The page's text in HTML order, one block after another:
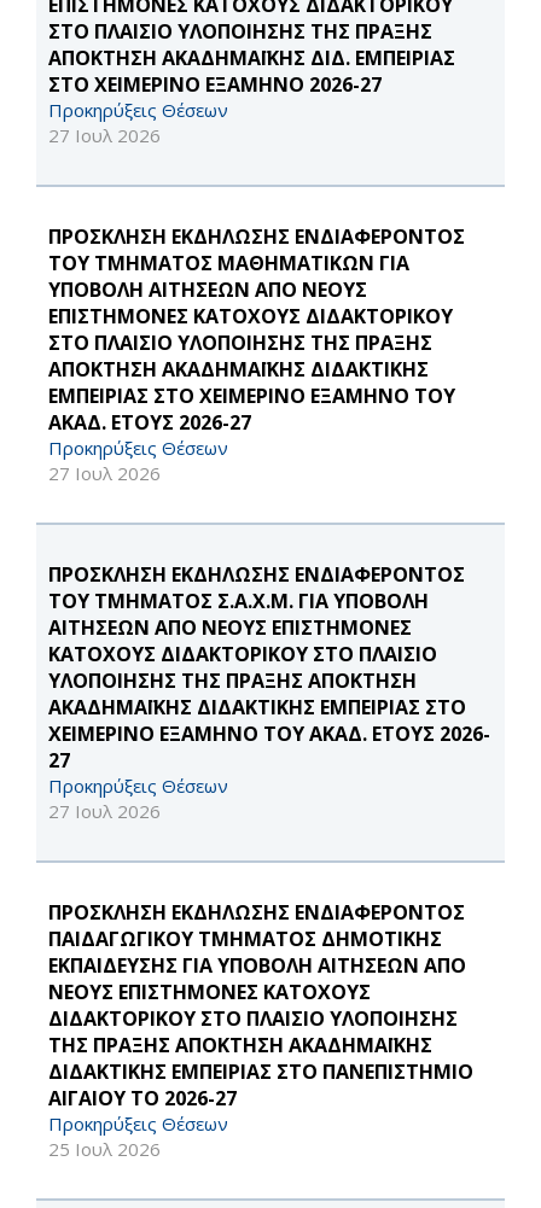
ΣΤΟ ΠΛΑΙΣΙΟ ΥΛΟΠΟΙΗΣΗΣ ΤΗΣ ΠΡΑΞΗΣ
ΑΠΟΚΤΗΣΗ ΑΚΑΔΗΜΑΪΚΗΣ ΔΙΔ. ΕΜΠΕΙΡΙΑΣ
ΣΤΟ ΧΕΙΜΕΡΙΝΟ ΕΞΑΜΗΝΟ 2026-27
Προκηρύξεις Θέσεων
27 Ιουλ 2026
ΠΡΟΣΚΛΗΣΗ ΕΚΔΗΛΩΣΗΣ ΕΝΔΙΑΦΕΡΟΝΤΟΣ
ΤΟΥ ΤΜΗΜΑΤΟΣ ΜΑΘΗΜΑΤΙΚΩΝ ΓΙΑ
ΥΠΟΒΟΛΗ ΑΙΤΗΣΕΩΝ ΑΠΟ ΝΕΟΥΣ
ΕΠΙΣΤΗΜΟΝΕΣ ΚΑΤΟΧΟΥΣ ΔΙΔΑΚΤΟΡΙΚΟΥ
ΣΤΟ ΠΛΑΙΣΙΟ ΥΛΟΠΟΙΗΣΗΣ ΤΗΣ ΠΡΑΞΗΣ
ΑΠΟΚΤΗΣΗ ΑΚΑΔΗΜΑΪΚΗΣ ΔΙΔΑΚΤΙΚΗΣ
ΕΜΠΕΙΡΙΑΣ ΣΤΟ ΧΕΙΜΕΡΙΝΟ ΕΞΑΜΗΝΟ ΤΟΥ
ΑΚΑΔ. ΕΤΟΥΣ 2026-27
Προκηρύξεις Θέσεων
27 Ιουλ 2026
ΠΡΟΣΚΛΗΣΗ ΕΚΔΗΛΩΣΗΣ ΕΝΔΙΑΦΕΡΟΝΤΟΣ
ΤΟΥ ΤΜΗΜΑΤΟΣ Σ.Α.Χ.Μ. ΓΙΑ ΥΠΟΒΟΛΗ
ΑΙΤΗΣΕΩΝ ΑΠΟ ΝΕΟΥΣ ΕΠΙΣΤΗΜΟΝΕΣ
ΚΑΤΟΧΟΥΣ ΔΙΔΑΚΤΟΡΙΚΟΥ ΣΤΟ ΠΛΑΙΣΙΟ
ΥΛΟΠΟΙΗΣΗΣ ΤΗΣ ΠΡΑΞΗΣ ΑΠΟΚΤΗΣΗ
ΑΚΑΔΗΜΑΪΚΗΣ ΔΙΔΑΚΤΙΚΗΣ ΕΜΠΕΙΡΙΑΣ ΣΤΟ
ΧΕΙΜΕΡΙΝΟ ΕΞΑΜΗΝΟ ΤΟΥ ΑΚΑΔ. ΕΤΟΥΣ 2026-
27
Προκηρύξεις Θέσεων
27 Ιουλ 2026
ΠΡΟΣΚΛΗΣΗ ΕΚΔΗΛΩΣΗΣ ΕΝΔΙΑΦΕΡΟΝΤΟΣ
ΠΑΙΔΑΓΩΓΙΚΟΥ ΤΜΗΜΑΤΟΣ ΔΗΜΟΤΙΚΗΣ
ΕΚΠΑΙΔΕΥΣΗΣ ΓΙΑ ΥΠΟΒΟΛΗ ΑΙΤΗΣΕΩΝ ΑΠΟ
ΝΕΟΥΣ ΕΠΙΣΤΗΜΟΝΕΣ ΚΑΤΟΧΟΥΣ
ΔΙΔΑΚΤΟΡΙΚΟΥ ΣΤΟ ΠΛΑΙΣΙΟ ΥΛΟΠΟΙΗΣΗΣ
ΤΗΣ ΠΡΑΞΗΣ ΑΠΟΚΤΗΣΗ ΑΚΑΔΗΜΑΪΚΗΣ
ΔΙΔΑΚΤΙΚΗΣ ΕΜΠΕΙΡΙΑΣ ΣΤΟ ΠΑΝΕΠΙΣΤΗΜΙΟ
ΑΙΓΑΙΟΥ ΤΟ 2026-27
Προκηρύξεις Θέσεων
25 Ιουλ 2026